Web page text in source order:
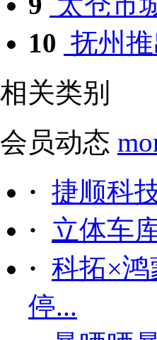
10 抚州
相关类别
会员动态
· 捷顺科
· 立体车
· 科拓×
停...